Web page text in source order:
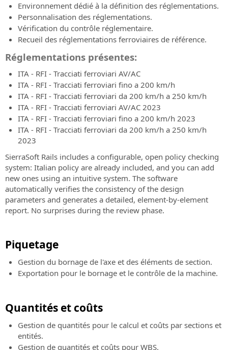
Environnement dédié à la définition des réglementations.
Personnalisation des réglementations.
Vérification du contrôle réglementaire.
Recueil des réglementations ferroviaires de référence.
Réglementations présentes:
ITA - RFI - Tracciati ferroviari AV/AC
ITA - RFI - Tracciati ferroviari fino a 200 km/h
ITA - RFI - Tracciati ferroviari da 200 km/h a 250 km/h
ITA - RFI - Tracciati ferroviari AV/AC 2023
ITA - RFI - Tracciati ferroviari fino a 200 km/h 2023
ITA - RFI - Tracciati ferroviari da 200 km/h a 250 km/h
2023
SierraSoft Rails includes a configurable, open policy checking
system: Italian policy are already included, and you can add
new ones using an intuitive system. The software
automatically verifies the consistency of the design
parameters and generates a detailed, element-by-element
report. No surprises during the review phase.
Piquetage
Gestion du bornage de l'axe et des éléments de section.
Exportation pour le bornage et le contrôle de la machine.
Quantités et coûts
Gestion de quantités pour le calcul et coûts par sections et
entités.
Gestion de quantités et coûts pour WBS.